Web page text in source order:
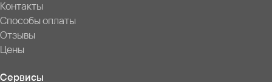
Контакты
Способы оплаты
Отзывы
Цены
Сервисы